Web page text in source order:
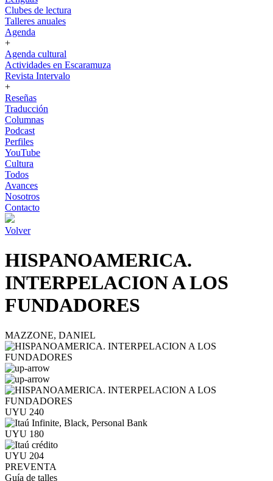
Clubes de lectura
Talleres anuales
Agenda
+
Agenda cultural
Actividades en Escaramuza
Revista Intervalo
+
Reseñas
Traducción
Columnas
Podcast
Perfiles
YouTube
Cultura
Todos
Avances
Nosotros
Contacto
Volver
HISPANOAMERICA.
INTERPELACION A LOS
FUNDADORES
MAZZONE, DANIEL
UYU 240
UYU 180
UYU 204
PREVENTA
Guía de talles